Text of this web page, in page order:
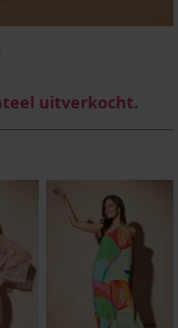
uitverkocht.